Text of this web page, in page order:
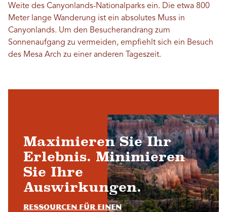
Weite des Canyonlands-Nationalparks ein. Die etwa 800
Meter lange Wanderung ist ein absolutes Muss in
Canyonlands. Um den Besucherandrang zum
Sonnenaufgang zu vermeiden, empfiehlt sich ein Besuch
des Mesa Arch zu einer anderen Tageszeit.
Maximieren Sie Ihr
Erlebnis. Minimieren
Sie Ihre
Auswirkungen.
Ressourcen für einen